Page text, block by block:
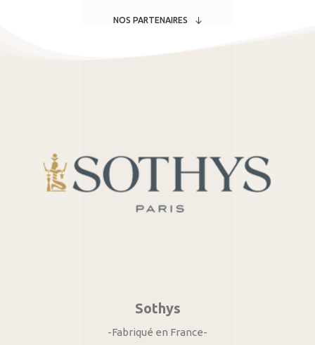
NOS PARTENAIRES
Sothys
-Fabriqué en France-